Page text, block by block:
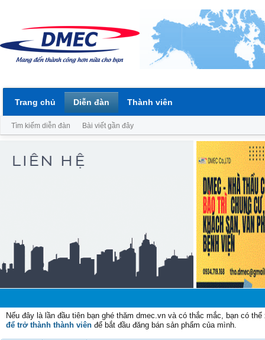
Nếu đây là lần đầu tiên bạn ghé thăm dmec.vn và có thắc mắc, bạn có
để trở thành thành viên để bắt đầu đăng bán sản phẩm của mình.
Trang chủ Diễn đàn
Tìm kiếm diễn đàn Bài viết gần đây
Thành viên